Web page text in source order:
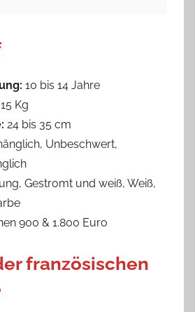
10 bis 14 Jahre
Kg
24 bis 35 cm
Unbeschwert,
Gestromt und weiß, Weiß,
900 & 1.800 Euro
französischen